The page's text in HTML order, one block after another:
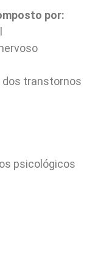
por:
transtornos
psicológicos